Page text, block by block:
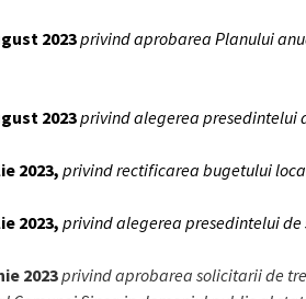
2023privind aprobarea Planului
2023privind alegerea presedintelui
2023, privind rectificarea bugetului
2023, privind alegerea presedintelui de
2023privind aprobarea solicitarii de